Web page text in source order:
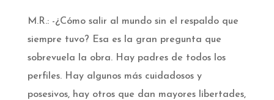
M.R.: -¿Cómo salir al mundo sin el respaldo que
siempre tuvo? Esa es la gran pregunta que
sobrevuela la obra. Hay padres de todos los
perfiles. Hay algunos más cuidadosos y
posesivos, hay otros que dan mayores libertades,